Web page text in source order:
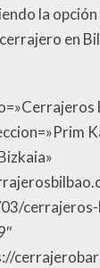
la opción
en
cerrajeros-